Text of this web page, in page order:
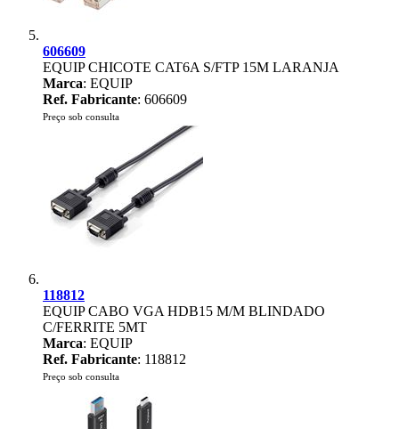
606609
EQUIP CHICOTE CAT6A S/FTP 15M LARANJA
Marca: EQUIP
Ref. Fabricante: 606609
Preço sob consulta
118812
EQUIP CABO VGA HDB15 M/M BLINDADO
C/FERRITE 5MT
Marca: EQUIP
Ref. Fabricante: 118812
Preço sob consulta